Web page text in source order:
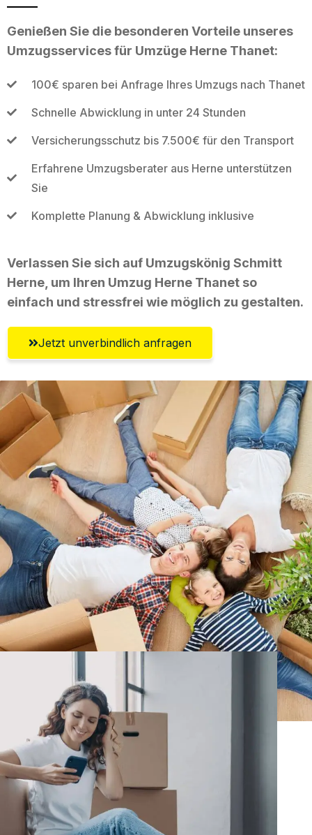
Genießen Sie die besonderen Vorteile unseres
Umzugsservices für Umzüge Herne Thanet:
100€ sparen bei Anfrage Ihres Umzugs nach Thanet
Schnelle Abwicklung in unter 24 Stunden
Versicherungsschutz bis 7.500€ für den Transport
Erfahrene Umzugsberater aus Herne unterstützen
Sie
Komplette Planung & Abwicklung inklusive
Verlassen Sie sich auf Umzugskönig Schmitt
Herne, um Ihren Umzug Herne Thanet so
einfach und stressfrei wie möglich zu gestalten.
Jetzt unverbindlich anfragen